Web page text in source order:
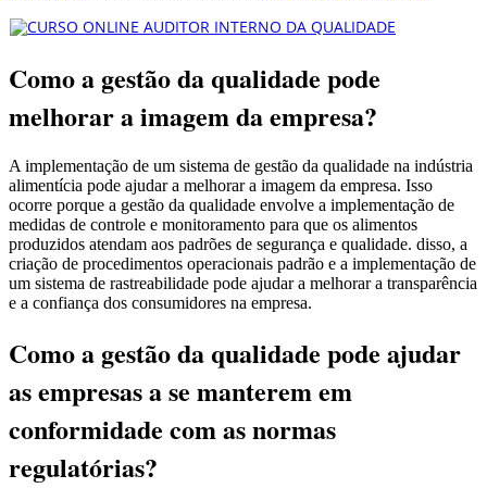
Como a gestão da qualidade pode
melhorar a imagem da empresa?
A implementação de um sistema de gestão da qualidade na indústria
alimentícia pode ajudar a melhorar a imagem da empresa. Isso
ocorre porque a gestão da qualidade envolve a implementação de
medidas de controle e monitoramento para que os alimentos
produzidos atendam aos padrões de segurança e qualidade. disso, a
criação de procedimentos operacionais padrão e a implementação de
um sistema de rastreabilidade pode ajudar a melhorar a transparência
e a confiança dos consumidores na empresa.
Como a gestão da qualidade pode ajudar
as empresas a se manterem em
conformidade com as normas
regulatórias?